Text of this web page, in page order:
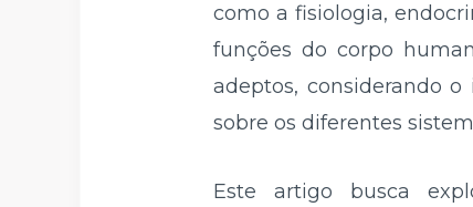
como a fisiologia,
funções do corpo
adeptos, considerando
sobre os diferentes
Este artigo busca